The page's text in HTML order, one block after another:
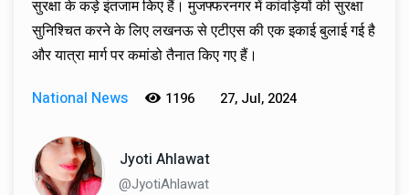
सुरक्षा के कड़े इंतजाम किए हैं। मुजफ्फरनगर में कांवड़ियों की सुरक्षा
सुनिश्चित करने के लिए लखनऊ से एटीएस की एक इकाई बुलाई गई है
और यात्रा मार्ग पर कमांडो तैनात किए गए हैं।
National News
1196 27, Jul, 2024
Jyoti Ahlawat
@JyotiAhlawat